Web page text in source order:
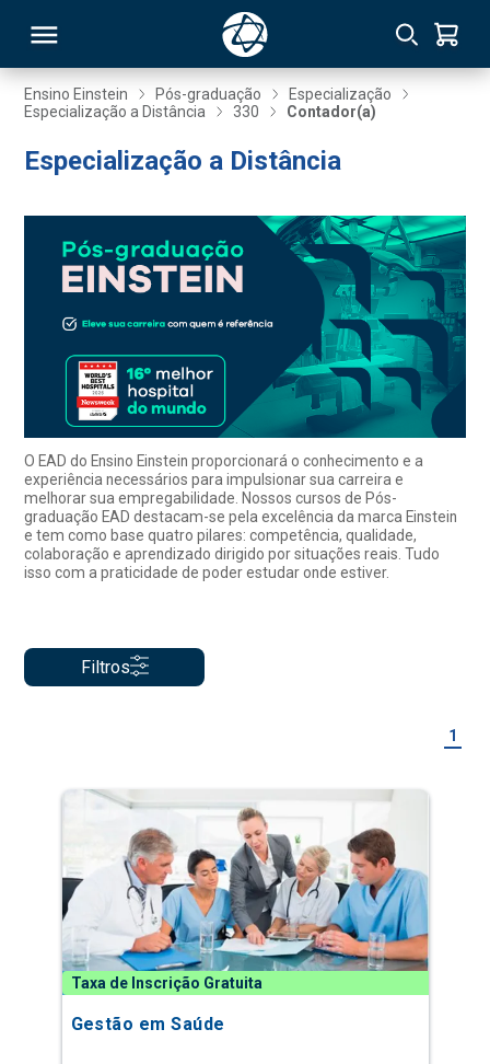
Ensino Einstein Pós-graduação
Especialização
Especialização a Distância
330 Contador(a)
Especialização a Distância
O EAD do Ensino Einstein proporcionará o conhecimento e a
experiência necessários para impulsionar sua carreira e
melhorar sua empregabilidade. Nossos cursos de Pós-
graduação EAD destacam-se pela excelência da marca Einstein
e tem como base quatro pilares: competência, qualidade,
colaboração e aprendizado dirigido por situações reais. Tudo
isso com a praticidade de poder estudar onde estiver.
Filtros
1
Taxa de Inscrição Gratuita
Gestão em Saúde